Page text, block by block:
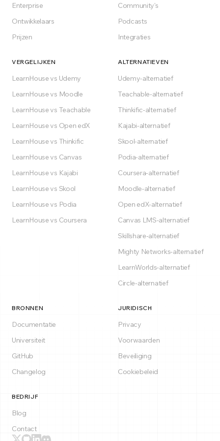
Voor altijd gratis op het Free-plan
Enterprise
Ontwikkelaars
Prijzen
Community's
Podcasts
Integraties
VERGELIJKEN
LearnHouse vs Udemy
LearnHouse vs Moodle
LearnHouse vs Teachable
LearnHouse vs Open edX
LearnHouse vs Thinkific
LearnHouse vs Canvas
LearnHouse vs Kajabi
LearnHouse vs Skool
LearnHouse vs Podia
LearnHouse vs Coursera
ALTERNATIEVEN
Udemy-alternatief
Teachable-alternatief
Thinkific-alternatief
Kajabi-alternatief
Skool-alternatief
Podia-alternatief
Coursera-alternatief
Moodle-alternatief
Open edX-alternatief
Canvas LMS-alternatief
Skillshare-alternatief
Mighty Networks-alternatief
LearnWorlds-alternatief
Circle-alternatief
BRONNEN
Documentatie
Universiteit
GitHub
Changelog
JURIDISCH
Privacy
Voorwaarden
Beveiliging
Cookiebeleid
BEDRIJF
Blog
Contact